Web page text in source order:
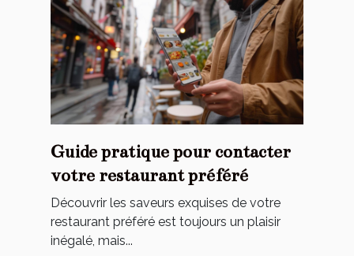
Guide pratique pour contacter
votre restaurant préféré
Découvrir les saveurs exquises de votre
restaurant préféré est toujours un plaisir
inégalé, mais...